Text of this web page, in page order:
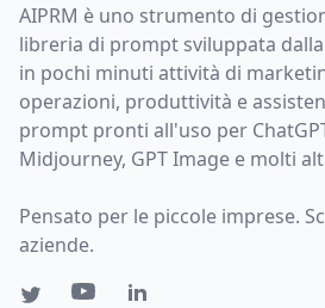
AIPRM è uno strumento di
libreria di prompt sviluppata
in pochi minuti attività di
operazioni, produttività e
prompt pronti all'uso per
Midjourney, GPT Image e molti
Pensato per le piccole imprese.
aziende.